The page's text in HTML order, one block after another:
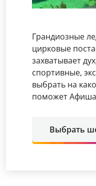
Грандиозные
цирковые
захватывает
спортивные,
выбрать на
поможет
Выбрать